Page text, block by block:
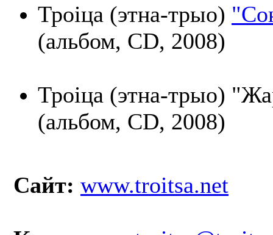
Троіца (этна-трыо)
(альбом, CD, 2008)
Троіца (этна-трыо)
(альбом, CD, 2008)
Сайт: www.troitsa.net